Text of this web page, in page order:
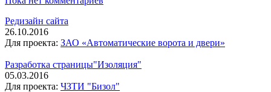
Редизайн сайта
26.10.2016
Для проекта: ЗАО «Автоматические ворота и двери»
Разработка страницы"Изоляция"
05.03.2016
Для проекта: ЧЗТИ "Бизол"